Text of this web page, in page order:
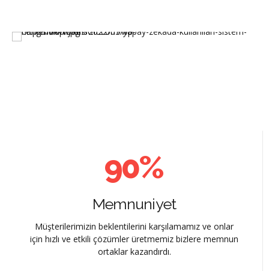
daha akıllı ve daha yenilikçi hale getiriyoruz.
5
9
0
6
0%
Memnuniyet
Müşterilerimizin beklentilerini karşılamamız ve onlar
için hızlı ve etkili çözümler üretmemiz bizlere memnun
ortaklar kazandırdı.
0
4
5
6
7